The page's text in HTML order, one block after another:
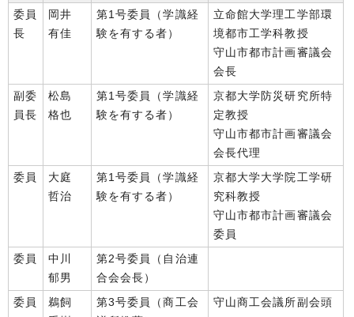
委員
長
岡井
有佳
第1号委員（学識経
験を有する者）
立命館大学理工学部環
境都市工学科教授
守山市都市計画審議会
会長
副委
員長
松島
格也
第1号委員（学識経
験を有する者）
京都大学防災研究所特
定教授
守山市都市計画審議会
会長代理
委員
大庭
哲治
第1号委員（学識経
験を有する者）
京都大学大学院工学研
究科教授
守山市都市計画審議会
委員
委員
中川
郁男
第2号委員（自治連
合会会長）
委員
鵜飼
第3号委員（商工会
守山商工会議所副会頭